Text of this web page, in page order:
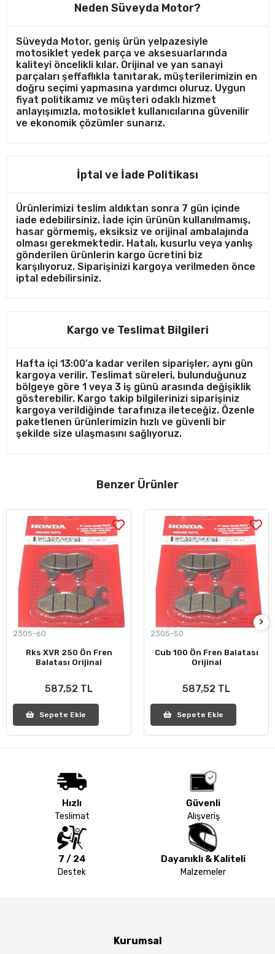
Neden Süveyda Motor?
Süveyda Motor, geniş ürün yelpazesiyle
motosiklet yedek parça ve aksesuarlarında
kaliteyi öncelikli kılar. Orijinal ve yan sanayi
parçaları şeffaflıkla tanıtarak, müşterilerimizin en
doğru seçimi yapmasına yardımcı oluruz. Uygun
fiyat politikamız ve müşteri odaklı hizmet
anlayışımızla, motosiklet kullanıcılarına güvenilir
ve ekonomik çözümler sunarız.
İptal ve İade Politikası
Ürünlerimizi teslim aldıktan sonra 7 gün içinde
iade edebilirsiniz. İade için ürünün kullanılmamış,
hasar görmemiş, eksiksiz ve orijinal ambalajında
olması gerekmektedir. Hatalı, kusurlu veya yanlış
gönderilen ürünlerin kargo ücretini biz
karşılıyoruz. Siparişinizi kargoya verilmeden önce
iptal edebilirsiniz.
Kargo ve Teslimat Bilgileri
Hafta içi 13:00’a kadar verilen siparişler, aynı gün
kargoya verilir. Teslimat süreleri, bulunduğunuz
bölgeye göre 1 veya 3 iş günü arasında değişiklik
gösterebilir. Kargo takip bilgilerinizi siparişiniz
kargoya verildiğinde tarafınıza ileteceğiz. Özenle
paketlenen ürünlerimizin hızlı ve güvenli bir
şekilde size ulaşmasını sağlıyoruz.
Benzer Ürünler
2305-60
Rks XVR 250 Ön Fren
Balatası Orijinal
587,52 TL
Sepete Ekle
2305-50
Cub 100 Ön Fren Balatası
Orijinal
587,52 TL
Sepete Ekle
Hızlı
Teslimat
Güvenli
Alışveriş
7 / 24
Destek
Dayanıklı & Kaliteli
Malzemeler
Kurumsal